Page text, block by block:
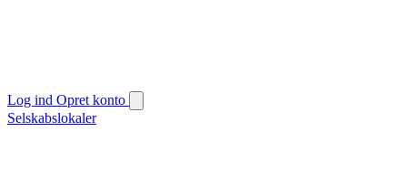
Log ind Opret konto
Selskabslokaler